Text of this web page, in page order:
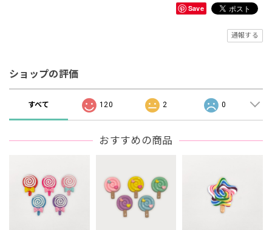
Save
通報する
ショップの評価
すべて 120 2 0
おすすめの商品